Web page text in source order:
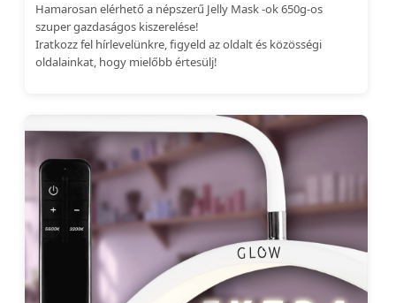
Hamarosan elérhető a népszerű Jelly Mask -ok 650g-os
szuper gazdaságos kiszerelése!
Iratkozz fel hírlevelünkre, figyeld az oldalt és közösségi
oldalainkat, hogy mielőbb értesülj!